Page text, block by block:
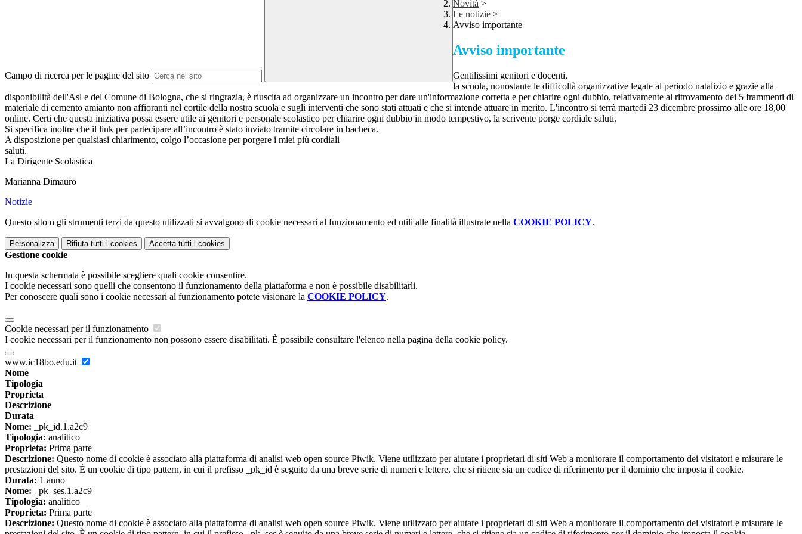
Campo di ricerca per le pagine del sito
Novità >
Le notizie >
Avviso importante
Avviso importante
Gentilissimi genitori e docenti,
la scuola, nonostante le difficoltà organizzative legate al periodo natalizio e grazie alla
disponibilità dell'Asl e del Comune di Bologna, che si ringrazia, è riuscita ad organizzare un incontro per dare un'informazione corretta e per chiarire ogni dubbio, relativamente al ritrovamento dei 5 frammenti di
materiale di cemento amianto non affioranti nel cortile della nostra scuola e sugli interventi che sono stati attuati e che si intende attuare in merito. L'incontro si terrà martedì 23 dicembre prossimo alle ore 18,00
online. Certi che questa iniziativa possa essere utile ai genitori e personale scolastico per chiarire ogni dubbio in modo tempestivo, la scrivente porge cordiale saluti.
Si specifica inoltre che il link per partecipare all’incontro è stato inviato tramite circolare in bacheca.
A disposizione per qualsiasi chiarimento, colgo l’occasione per porgere i miei più cordiali
saluti.
La Dirigente Scolastica
Marianna Dimauro
Notizie
Questo sito o gli strumenti terzi da questo utilizzati si avvalgono di cookie necessari al funzionamento ed utili alle finalità illustrate nella COOKIE POLICY.
Personalizza Rifiuta tutti i cookies Accetta tutti i cookies
Gestione cookie
In questa schermata è possibile scegliere quali cookie consentire.
I cookie necessari sono quelli che consentono il funzionamento della piattaforma e non è possibile disabilitarli.
Per conoscere quali sono i cookie necessari al funzionamento potete visionare la COOKIE POLICY.
Cookie necessari per il funzionamento
I cookie necessari per il funzionamento non possono essere disabilitati. È possibile consultare l'elenco nella pagina della cookie policy.
www.ic18bo.edu.it
Nome
Tipologia
Proprieta
Descrizione
Durata
Nome: _pk_id.1.a2c9
Tipologia: analitico
Proprieta: Prima parte
Descrizione: Questo nome di cookie è associato alla piattaforma di analisi web open source Piwik. Viene utilizzato per aiutare i proprietari di siti Web a monitorare il comportamento dei visitatori e misurare le
prestazioni del sito. È un cookie di tipo pattern, in cui il prefisso _pk_id è seguito da una breve serie di numeri e lettere, che si ritiene sia un codice di riferimento per il dominio che imposta il cookie.
Durata: 1 anno
Nome: _pk_ses.1.a2c9
Tipologia: analitico
Proprieta: Prima parte
Descrizione: Questo nome di cookie è associato alla piattaforma di analisi web open source Piwik. Viene utilizzato per aiutare i proprietari di siti Web a monitorare il comportamento dei visitatori e misurare le